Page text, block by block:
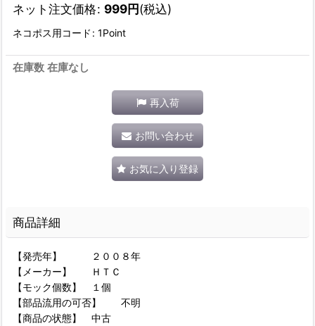
ネット注文価格: 999円(税込)
ネコポス用コード : 1Point
在庫数 在庫なし
再入荷
お問い合わせ
お気に入り登録
商品詳細
【発売年】 ２００８年
【メーカー】 ＨＴＣ
【モック個数】 １個
【部品流用の可否】 不明
【商品の状態】 中古